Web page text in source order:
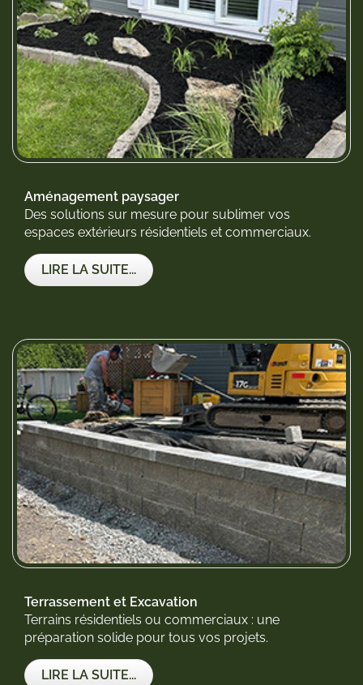
Aménagement paysager
Des solutions sur mesure pour sublimer vos
espaces extérieurs résidentiels et commerciaux.
LIRE LA SUITE...
Terrassement et Excavation
Terrains résidentiels ou commerciaux : une
préparation solide pour tous vos projets.
LIRE LA SUITE...